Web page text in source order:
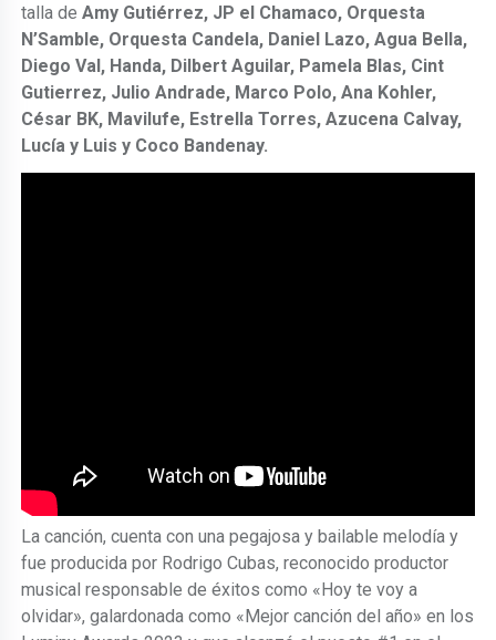
talla de Amy Gutiérrez, JP el Chamaco, Orquesta
N’Samble, Orquesta Candela, Daniel Lazo, Agua Bella,
Diego Val, Handa, Dilbert Aguilar, Pamela Blas, Cint
Gutierrez, Julio Andrade, Marco Polo, Ana Kohler,
César BK, Mavilufe, Estrella Torres, Azucena Calvay,
Lucía y Luis y Coco Bandenay.
La canción, cuenta con una pegajosa y bailable melodía y
fue producida por Rodrigo Cubas, reconocido productor
musical responsable de éxitos como «Hoy te voy a
olvidar», galardonada como «Mejor canción del año» en los